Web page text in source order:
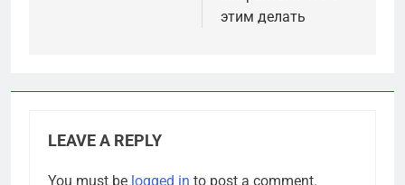
этим делать
LEAVE A REPLY
You must be logged in to post a comment.